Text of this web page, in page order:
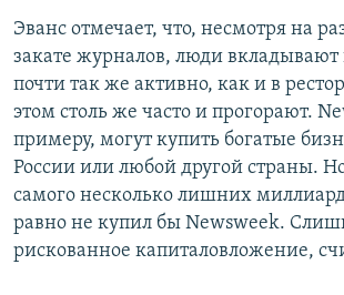
Эванс отмечает, что, несмотря на
закате журналов, люди вкладывают
почти так же активно, как и в
этом столь же часто и прогорают.
примеру, могут купить богатые
России или любой другой страны.
самого несколько лишних
равно не купил бы Newsweek.
рискованное капиталовложение,